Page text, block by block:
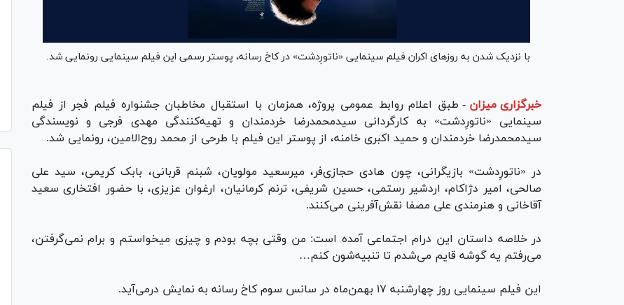
با نزدیک شدن به روز‌های اکران فیلم سینمایی «ناتورِدشت» در کاخ رسانه، پوستر رسمی این فیلم سینمایی رونمایی شد.
خبرگزاری میزان - طبق اعلام روابط عمومی پروژه، همزمان با استقبال مخاطبان جشنواره فیلم فجر از فیلم
سینمایی «ناتورِدشت» به کارگردانی سیدمحمدرضا خردمندان و تهیه‌کنندگی مهدی فرجی و نویسندگی
سیدمحمدرضا خردمندان و حمید اکبری خامنه، از پوستر این فیلم با طرحی از محمد روح‌الامین، رونمایی شد.
در «ناتورِدشت» بازیگرانی، چون هادی حجازی‌فر، میرسعید مولویان، شبنم قربانی، بابک کریمی، سید علی
صالحی، امیر دژاکام، اردشیر رستمی، حسین شریفی، ترنم کرمانیان، ارغوان عزیزی، با حضور افتخاری سعید
آقاخانی و هنرمندی علی مصفا نقش‌آفرینی می‌کنند.
در خلاصه داستان این درام اجتماعی آمده است: من وقتی بچه بودم و چیزی میخواستم و برام نمی‌گرفتن،
می‌رفتم یه گوشه قایم می‌شدم تا تنبیه‌شون کنم…
این فیلم سینمایی روز چهارشنبه ۱۷ بهمن‌ماه در سانس سوم کاخ رسانه به نمایش در‌می‌آید.